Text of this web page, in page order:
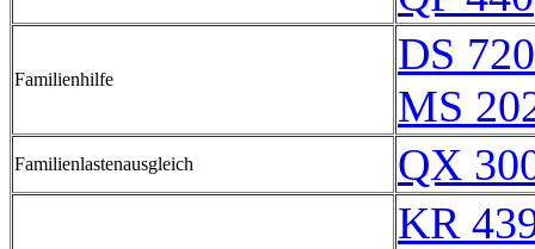
Familienhilfe
DS
MS
Familienlastenausgleich QX
KR